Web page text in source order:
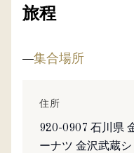
旅程
集合場所
住所
920-0907 石川県
ーナツ 金沢武蔵シ